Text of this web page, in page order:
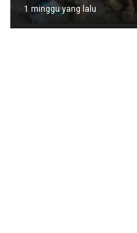
1 minggu yang lalu